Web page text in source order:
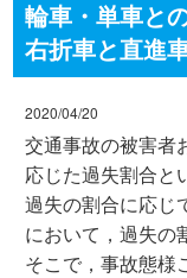
輪車・単車と
右折車と直進
2020/04/20
交通事故の被害者
応じた過失割合と
過失の割合に応じ
において，過失の
そこで，事故態様